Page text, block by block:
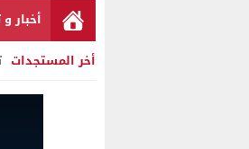
أخبار
أخر المستجدات